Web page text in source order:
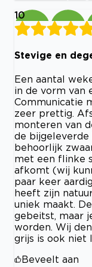
10
Stevige en
Een aantal
in de vorm van
Communicatie
zeer prettig.
monteren van
de bijgeleverde
behoorlijk
met een flinke
afkomt (wij
paar keer
heeft zijn
uniek maakt.
gebeitst, maar
worden. Wij
grijs is ook niet
Beveelt aan